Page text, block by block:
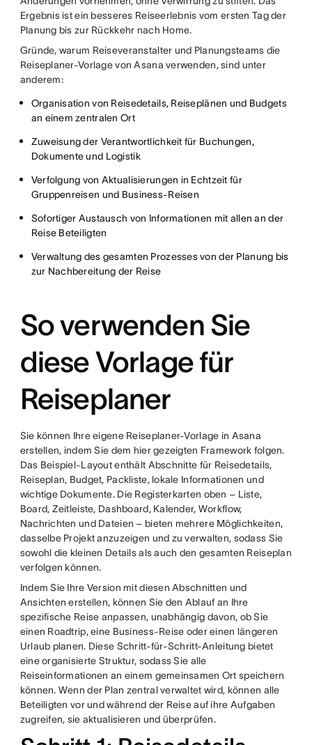
Ergebnis ist ein besseres Reiseerlebnis vom ersten Tag der
Planung bis zur Rückkehr nach Home.
Gründe, warum Reiseveranstalter und Planungsteams die
Reiseplaner-Vorlage von Asana verwenden, sind unter
anderem:
Organisation von Reisedetails, Reiseplänen und Budgets
an einem zentralen Ort
Zuweisung der Verantwortlichkeit für Buchungen,
Dokumente und Logistik
Verfolgung von Aktualisierungen in Echtzeit für
Gruppenreisen und Business-Reisen
Sofortiger Austausch von Informationen mit allen an der
Reise Beteiligten
Verwaltung des gesamten Prozesses von der Planung bis
zur Nachbereitung der Reise
So verwenden Sie
diese Vorlage für
Reiseplaner
Sie können Ihre eigene Reiseplaner-Vorlage in Asana
erstellen, indem Sie dem hier gezeigten Framework folgen.
Das Beispiel-Layout enthält Abschnitte für Reisedetails,
Reiseplan, Budget, Packliste, lokale Informationen und
wichtige Dokumente. Die Registerkarten oben – Liste,
Board, Zeitleiste, Dashboard, Kalender, Workflow,
Nachrichten und Dateien – bieten mehrere Möglichkeiten,
dasselbe Projekt anzuzeigen und zu verwalten, sodass Sie
sowohl die kleinen Details als auch den gesamten Reiseplan
verfolgen können.
Indem Sie Ihre Version mit diesen Abschnitten und
Ansichten erstellen, können Sie den Ablauf an Ihre
spezifische Reise anpassen, unabhängig davon, ob Sie
einen Roadtrip, eine Business-Reise oder einen längeren
Urlaub planen. Diese Schritt-für-Schritt-Anleitung bietet
eine organisierte Struktur, sodass Sie alle
Reiseinformationen an einem gemeinsamen Ort speichern
können. Wenn der Plan zentral verwaltet wird, können alle
Beteiligten vor und während der Reise auf ihre Aufgaben
zugreifen, sie aktualisieren und überprüfen.